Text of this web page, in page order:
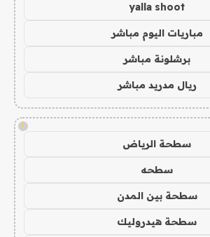
yalla shoot
مباريات اليوم مباشر
برشلونة مباشر
ريال مدريد مباشر
!
سطحة الرياض
سطحه
سطحة بين المدن
سطحة هيدروليك